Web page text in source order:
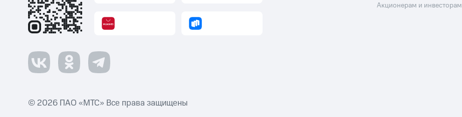
Акционерам и инвесторам
© 2026 ПАО «МТС» Все права защищены